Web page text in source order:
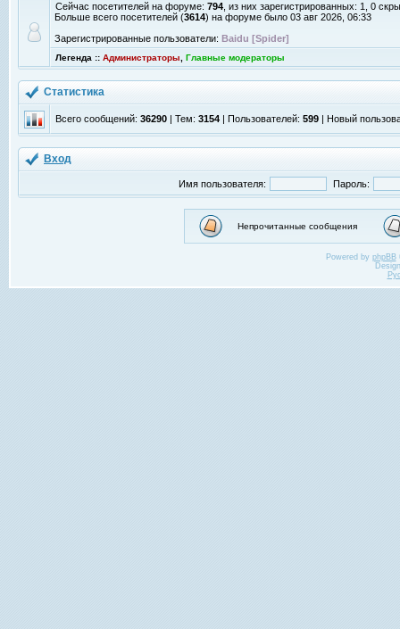
Сейчас посетителей на форуме: 794 , из них зарегистрированных: 1, 0
Больше всего посетителей (3614) на форуме было 03 авг 2026, 06:33
Зарегистрированные пользователи: Baidu [Spider]
Легенда :: Администраторы Главные модераторы
Статистика
Всего сообщений: 36290 | Тем: 3154 | Пользователей: 599 | Новый
Вход
Имя пользователя: Пароль:
Непрочитанные сообщения
Powered by phpBB